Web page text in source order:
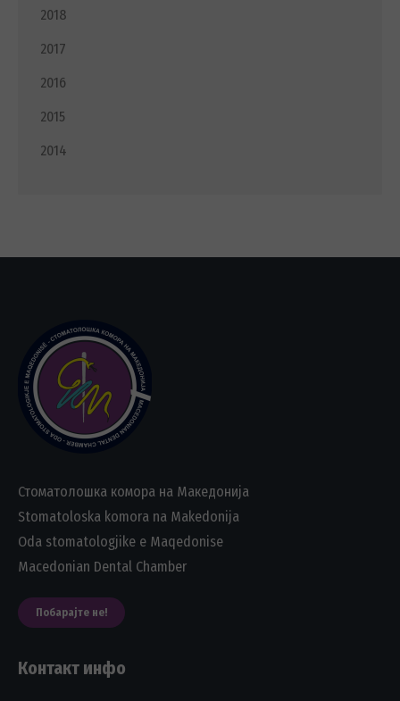
2018
2017
2016
2015
2014
Стоматолошка комора на Македонија
Stomatoloska komora na Makedonija
Oda stomatologjike e Maqedonise
Macedonian Dental Chamber
Побарајте не!
Контакт инфо